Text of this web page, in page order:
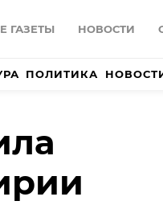
ГАЗЕТЫ НОВОСТИ
ПОЛИТИКА